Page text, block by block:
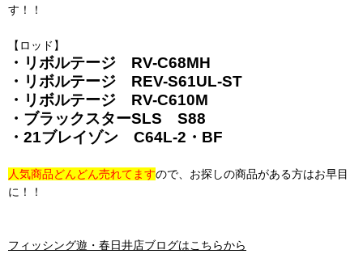
す！！
【ロッド】
・リボルテージ RV-C68MH
・リボルテージ REV-S61UL-ST
・リボルテージ RV-C610M
・ブラックスターSLS S88
・21ブレイゾン C64L-2・BF
人気商品どんどん売れてますので、お探しの商品がある方はお早目
に！！
フィッシング遊・春日井店ブログはこちらから